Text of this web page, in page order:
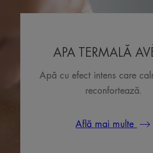
APA TERMALĂ
Apă cu efect intens care
reconfortează.
Află mai multe